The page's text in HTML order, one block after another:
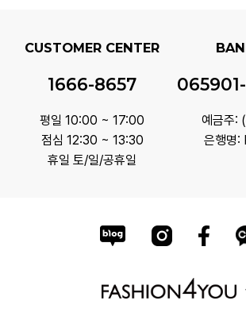
CUSTOMER CENTER
1666-8657
평일 10:00 ~ 17:00
점심 12:30 ~ 13:30
휴일 토/일/공휴일
예금주:
은행명: